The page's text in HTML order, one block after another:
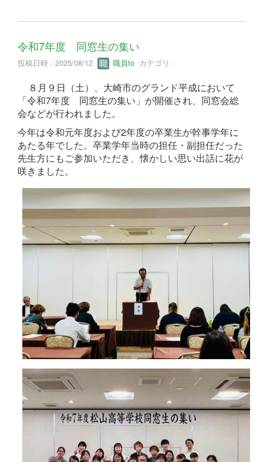
令和7年度 同窓生の集い
投稿日時 : 2025/08/12 職員to カテゴリ:
８月９日（土）、大崎市のグランド平成において
「令和7年度 同窓生の集い」が開催され、同窓会総
会などが行われました。
今年は令和元年度および2年度の卒業生が幹事学年に
あたる年でした。卒業学年当時の担任・副担任だった
先生方にもご参加いただき、懐かしい思い出話に花が
咲きました。